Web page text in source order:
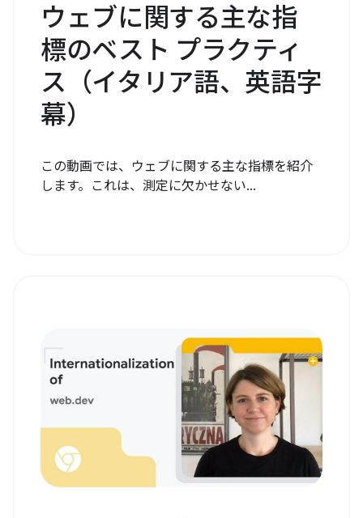
ウェブに関する主な指
標のベスト プラクティ
ス（イタリア語、英語字
幕）
この動画では、ウェブに関する主な指標を紹介
します。これは、測定に欠かせない...